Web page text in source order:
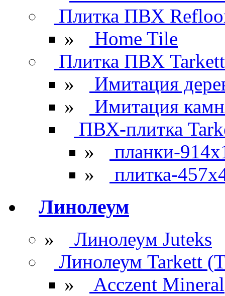
Плитка ПВХ
»
Home Tile
Плитка ПВХ Tarkett
»
Имитация
»
Имитация
ПВХ-плитка
»
планки-
»
плитка-
Линолеум
»
Линолеум Juteks
Линолеум Tarkett
»
Acczent Mineral